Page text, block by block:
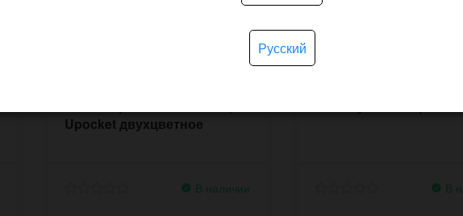
Upocket двухцветное
В наличии В
Русский